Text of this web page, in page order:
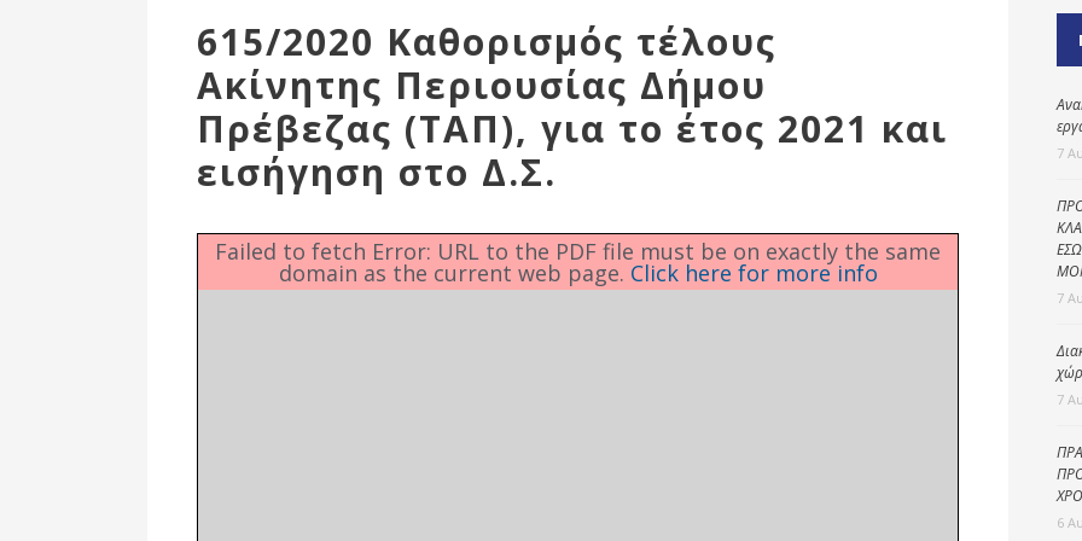
Δημοτικές
Ενότητες
Γραφείο εσόδων
προστασία
615/2020 Καθορισμός τέλους
Ακίνητης Περιουσίας Δήμου
Πρέβεζας (ΤΑΠ), για το έτος 2021 και
εισήγηση στο Δ.Σ.
Failed to fetch Error: URL to the PDF file must be on exactly the same
domain as the current web page. Click here for more info
7
7
7
6